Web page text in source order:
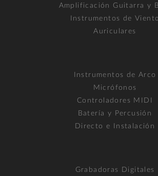
Amplificación Guitarra y
Instrumentos de Viento
Auriculares
Instrumentos de Arco
Micrófonos
Controladores MIDI
Batería y Percusión
Directo e Instalación
Grabadoras Digitales